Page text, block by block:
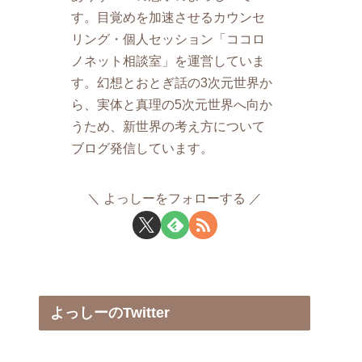
す。目覚めを加速させるカウンセ
リング・個人セッション「ココロ
ノネット相談室」を運営していま
す。幻想とおとぎ話の3次元世界か
ら、実体と真理の5次元世界へ向か
うため、新世界の考え方について
ブログ発信しています。
よっしーをフォローする
よっしーのTwitter